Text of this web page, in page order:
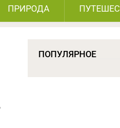
ПРИРОДА
ПОПУЛЯРНОЕ